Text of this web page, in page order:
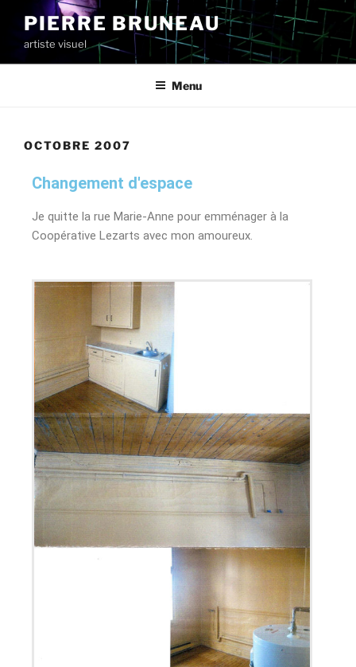
PIERRE BRUNEAU
artiste visuel
Menu
OCTOBRE 2007
Changement d'espace
Je quitte la rue Marie-Anne pour emménager à la
Coopérative Lezarts avec mon amoureux.